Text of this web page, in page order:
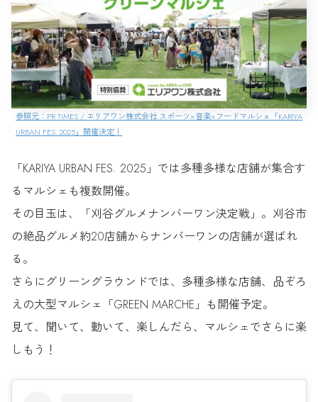
参照元：PR TIMES / エリアワン株式会社 スポーツ×音楽×フードマルシェ「KARIYA
URBAN FES. 2025」開催決定！
「KARIYA URBAN FES. 2025」では多種多様な店舗が集合す
るマルシェも複数開催。
その目玉は、「刈谷グルメナンバーワン決定戦」。刈谷市
の絶品グルメ約20店舗からナンバーワンの店舗が選ばれ
る。
さらにグリーングラウンドでは、多種多様な店舗、品ぞろ
えの大型マルシェ「GREEN MARCHE」も開催予定。
見て、聞いて、動いて、楽しんだら、マルシェでさらに楽
しもう！